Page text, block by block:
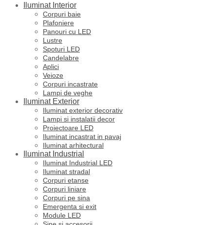
Iluminat Interior
Corpuri baie
Plafoniere
Panouri cu LED
Lustre
Spoturi LED
Candelabre
Aplici
Veioze
Corpuri incastrate
Lampi de veghe
Iluminat Exterior
Iluminat exterior decorativ
Lampi si instalatii decor
Proiectoare LED
Iluminat incastrat in pavaj
Iluminat arhitectural
Iluminat Industrial
Iluminat Industrial LED
Iluminat stradal
Corpuri etanse
Corpuri liniare
Corpuri pe sina
Emergenta si exit
Module LED